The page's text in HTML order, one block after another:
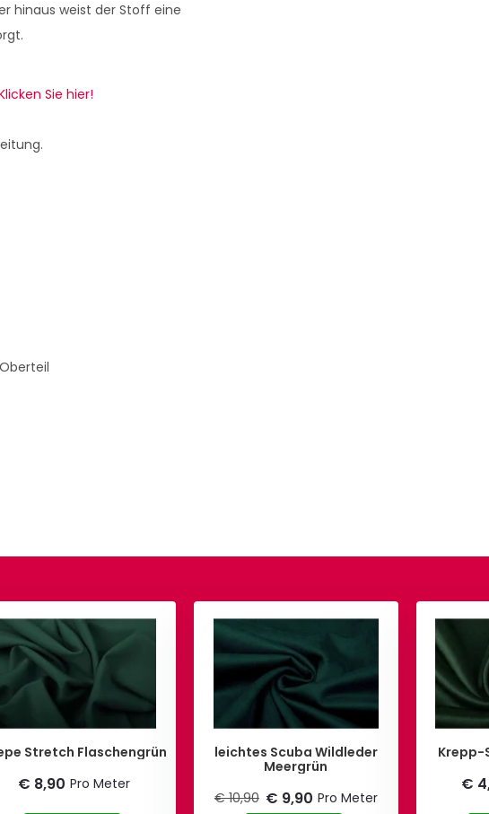
hinaus weist der Stoff eine
Sie hier!
Stretch Flaschengrün
€ 8,90 Pro Meter
leichtes Scuba Wildleder
Meergrün
€ 10,90 € 9,90 Pro Meter
Krepp-
€